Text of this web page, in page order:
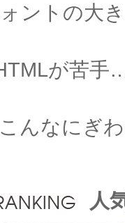
ォントの大
が苦手
こんなにぎ
人